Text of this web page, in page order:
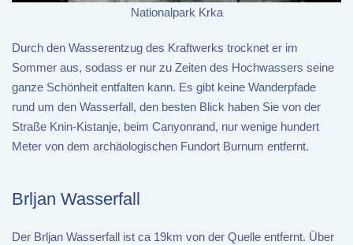
Nationalpark Krka
Durch den Wasserentzug des Kraftwerks trocknet er im
Sommer aus, sodass er nur zu Zeiten des Hochwassers seine
ganze Schönheit entfalten kann. Es gibt keine Wanderpfade
rund um den Wasserfall, den besten Blick haben Sie von der
Straße Knin-Kistanje, beim Canyonrand, nur wenige hundert
Meter von dem archäologischen Fundort Burnum entfernt.
Brljan Wasserfall
Der Brljan Wasserfall ist ca 19km von der Quelle entfernt. Über